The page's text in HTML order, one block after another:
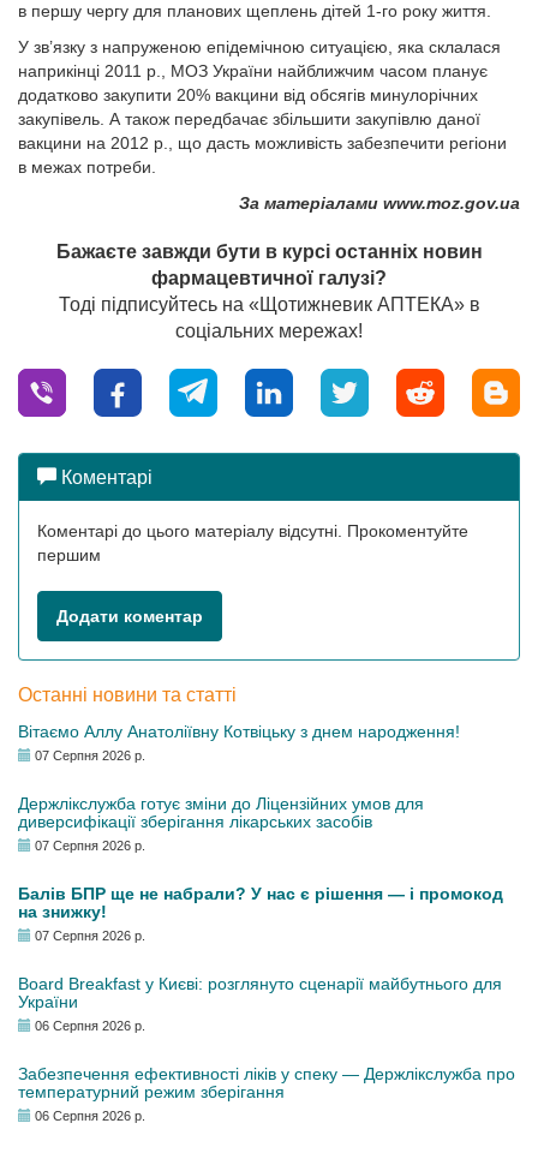
в першу чергу для планових щеплень дітей 1-го року життя.
У зв’язку з напруженою епідемічною ситуацією, яка склалася
наприкінці 2011 р., МОЗ України найближчим часом планує
додатково закупити 20% вакцини від обсягів минулорічних
закупівель. А також передбачає збільшити закупівлю даної
вакцини на 2012 р., що дасть можливість забезпечити регіони
в межах потреби.
За матеріалами www.moz.gov.ua
Бажаєте завжди бути в курсі останніх новин
фармацевтичної галузі?
Тоді підписуйтесь на «Щотижневик АПТЕКА» в
соціальних мережах!
Коментарі
Коментарі до цього матеріалу відсутні. Прокоментуйте
першим
Додати коментар
Останні новини та статті
Вітаємо Аллу Анатоліївну Котвіцьку з днем народження!
07 Серпня 2026 р.
Держлікслужба готує зміни до Ліцензійних умов для
диверсифікації зберігання лікарських засобів
07 Серпня 2026 р.
Балів БПР ще не набрали? У нас є рішення — і промокод
на знижку!
07 Серпня 2026 р.
Board Breakfast у Києві: розглянуто сценарії майбутнього для
України
06 Серпня 2026 р.
Забезпечення ефективності ліків у спеку — Держлікслужба про
температурний режим зберігання
06 Серпня 2026 р.